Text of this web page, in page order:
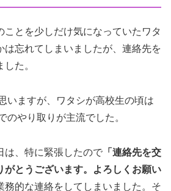
ことを少しだけ気になっていたワタ
は忘れてしまいましたが、連絡先を
た。
いますが、ワタシが高校生の頃は
のやり取りが主流でした。
は、特に緊張したので 「連絡先を交
がとうございます。よろしくお願い
務的な連絡をしてしまいました。そ